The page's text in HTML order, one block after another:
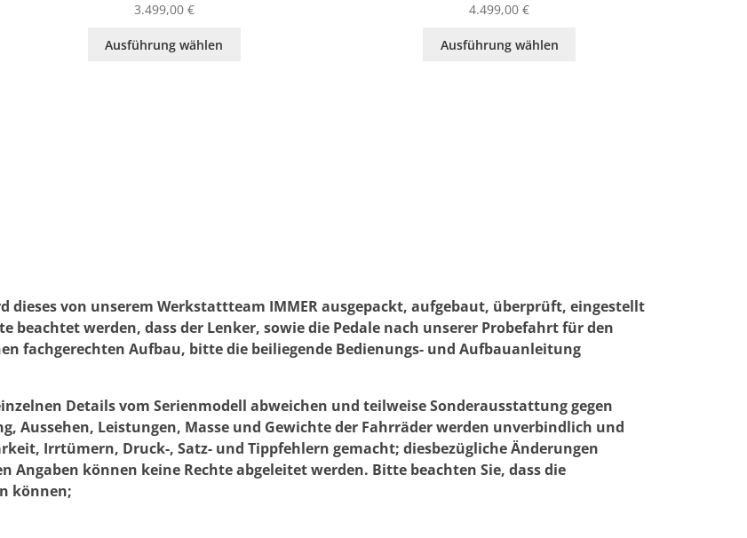
3.499,00 €
Ausführung wählen
4.499,00€
Ausführung wählen
dieses von unserem Werkstattteam IMMER ausgepackt, aufgebaut, überprüft, eingestellt
beachtet werden, dass der Lenker, sowie die Pedale nach unserer Probefahrt für den
fachgerechten Aufbau, bitte die beiliegende Bedienungs- und Aufbauanleitung
Details vom Serienmodell abweichen und teilweise Sonderausstattung gegen
Aussehen, Leistungen, Masse und Gewichte der Fahrräder werden unverbindlich und
Irrtümern, Druck-, Satz- und Tippfehlern gemacht; diesbezügliche Änderungen
können keine Rechte abgeleitet werden. Bitte beachten Sie, dass die
können;